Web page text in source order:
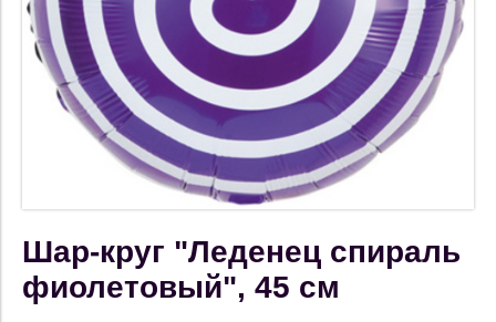
Шар-круг "Леденец спираль
фиолетовый", 45 см